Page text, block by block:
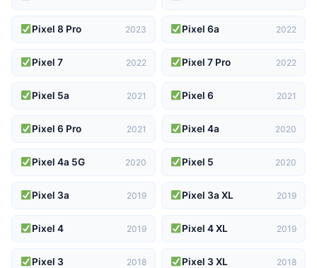
Pixel 8 Pro 2023 Pixel 6a 2022
Pixel 7 2022 Pixel 7 Pro 2022
Pixel 5a 2021 Pixel 6 2021
Pixel 6 Pro 2021 Pixel 4a 2020
Pixel 4a 5G 2020 Pixel 5 2020
Pixel 3a 2019 Pixel 3a XL 2019
Pixel 4 2019 Pixel 4 XL 2019
Pixel 3 2018 Pixel 3 XL 2018